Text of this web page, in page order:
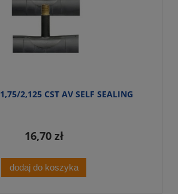
2,125 CST AV SELF SEALING
16,70 zł
dodaj do koszyka